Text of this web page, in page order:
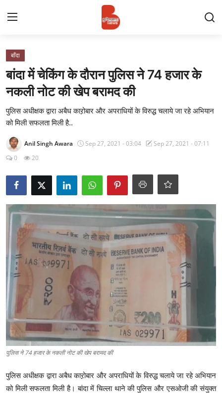
Contact
प्रमुख ख़बर
राज्य
बुन्देलखण्ड
वीडियो
क्राइम
स्पोर्ट्स
मनोरंजन
गैलरी
बाँदा
बांदा में चेकिंग के दौरान पुलिस ने 74 हजार के
नकली नोट की खेप बरामद की
पुलिस अधीक्षक द्वारा अबैध काऱ़ोबार और अपराधियों के विरुद्ध चलाये जा रहे अभियान
को मिली सफलता मिली है..
Anil Singh Awara Sep 27, 2021 - 03:04
Sep 27, 2021 - 07:11
0
20
पुलिस ने 74 हजार के नकली नोट की खेप बरामद की
पुलिस अधीक्षक द्वारा अबैध काऱ़ोबार और अपराधियों के विरुद्ध चलाये जा रहे अभियान
को मिली सफलता मिली है। बांदा में चिल्ला थाने की पुलिस और एसओजी की संयुक्त